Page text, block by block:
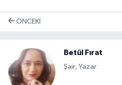
ÖNCEKI
Betül Fırat
Şair, Yazar